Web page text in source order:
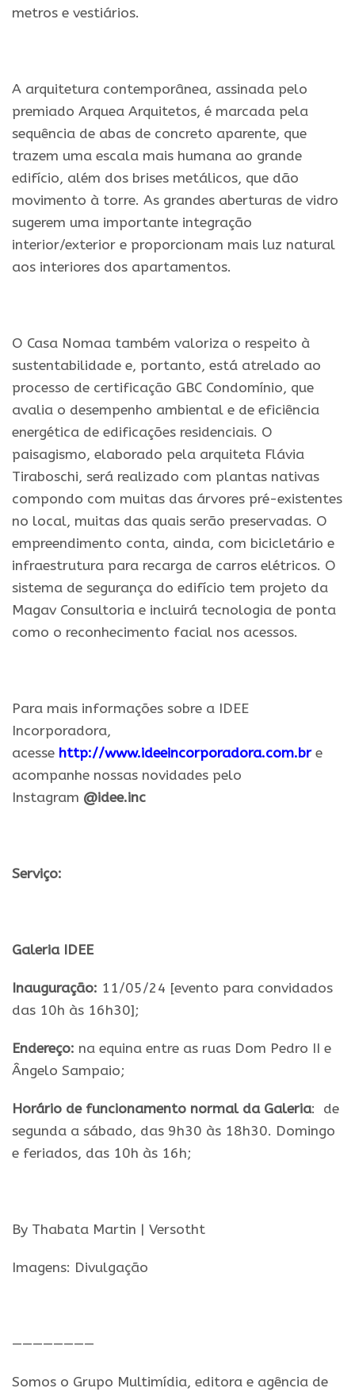
metros e vestiários.
A arquitetura contemporânea, assinada pelo
premiado Arquea Arquitetos, é marcada pela
sequência de abas de concreto aparente, que
trazem uma escala mais humana ao grande
edifício, além dos brises metálicos, que dão
movimento à torre. As grandes aberturas de vidro
sugerem uma importante integração
interior/exterior e proporcionam mais luz natural
aos interiores dos apartamentos.
O Casa Nomaa também valoriza o respeito à
sustentabilidade e, portanto, está atrelado ao
processo de certificação GBC Condomínio, que
avalia o desempenho ambiental e de eficiência
energética de edificações residenciais. O
paisagismo, elaborado pela arquiteta Flávia
Tiraboschi, será realizado com plantas nativas
compondo com muitas das árvores pré-existentes
no local, muitas das quais serão preservadas. O
empreendimento conta, ainda, com bicicletário e
infraestrutura para recarga de carros elétricos. O
sistema de segurança do edifício tem projeto da
Magav Consultoria e incluirá tecnologia de ponta
como o reconhecimento facial nos acessos.
Para mais informações sobre a IDEE
Incorporadora,
acesse http://www.ideeincorporadora.com.bre
acompanhe nossas novidades pelo
Instagram @idee.inc
Serviço:
Galeria IDEE
Inauguração: 11/05/24 [evento para convidados
das 10h às 16h30];
Endereço: na equina entre as ruas Dom Pedro II e
Ângelo Sampaio;
Horário de funcionamento normal da Galeria: de
segunda a sábado, das 9h30 às 18h30. Domingo
e feriados, das 10h às 16h;
By Thabata Martin | Versotht
Imagens: Divulgação
————————
Somos o Grupo Multimídia, editora e agência de